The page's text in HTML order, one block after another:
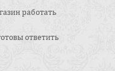
работать
ответить